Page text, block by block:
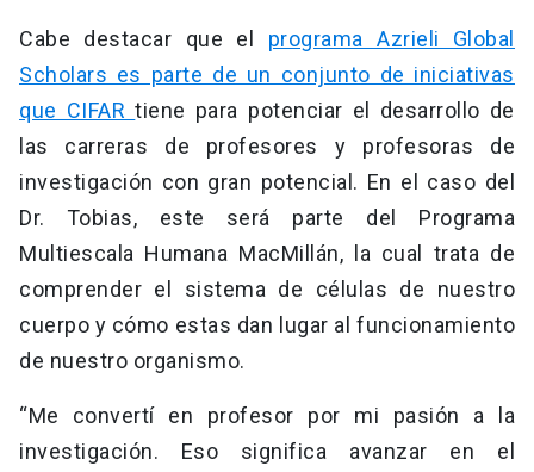
Cabe destacar que el programa Azrieli Global
Scholars es parte de un conjunto de iniciativas
que CIFARtiene para potenciar el desarrollo de
las carreras de profesores y profesoras de
investigación con gran potencial. En el caso del
Dr. Tobias, este será parte del Programa
Multiescala Humana MacMillán, la cual trata de
comprender el sistema de células de nuestro
cuerpo y cómo estas dan lugar al funcionamiento
de nuestro organismo.
“Me convertí en profesor por mi pasión a la
investigación. Eso significa avanzar en el